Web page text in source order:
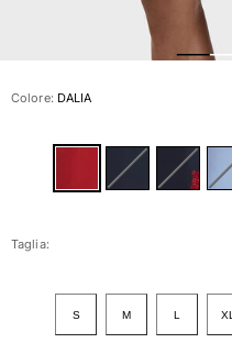
Pantaloni
Maglieria
Taglie forti
Vedi tutti i Donna
Costumi da bagno
Colore: DALIA
Taglia:
S M L XL